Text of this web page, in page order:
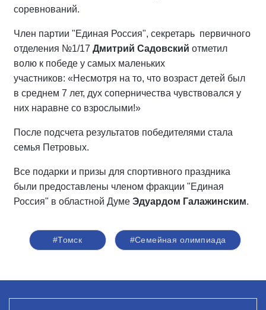
соревнований.
Член партии "Единая Россия", секретарь первичного
отделения №1/17 Дмитрий Садовский отметил
волю к победе у самых маленьких
участников: «Несмотря на то, что возраст детей был
в среднем 7 лет, дух соперничества чувствовался у
них наравне со взрослыми!»
После подсчета результатов победителями стала
семья Петровых.
Все подарки и призы для спортивного праздника
были предоставлены членом фракции "Единая
Россия" в областной Думе Эдуардом Галажинским.
#Томск #Семейная олимпиада